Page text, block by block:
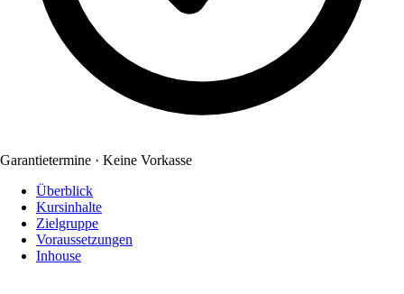
Garantietermine · Keine Vorkasse
Überblick
Kursinhalte
Zielgruppe
Voraussetzungen
Inhouse